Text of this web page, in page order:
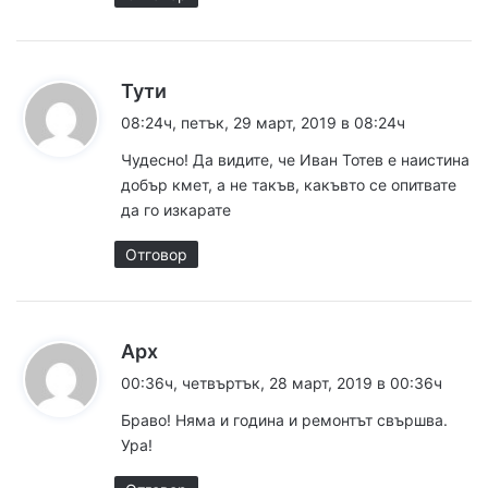
Тути
а
08:24ч, петък, 29 март, 2019 в 08:24ч
Чудесно! Да видите, че Иван Тотев е наистина
добър кмет, а не такъв, какъвто се опитвате
да го изкарате
Отговор
Арх
а
а
00:36ч, четвъртък, 28 март, 2019 в 00:36ч
Браво! Няма и година и ремонтът свършва.
Ура!